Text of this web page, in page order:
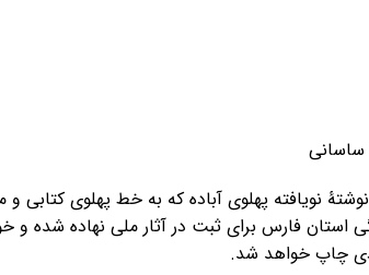
ساسانی
نویافته پهلوی آباده که به خط پهلوی کتابی
استان فارس برای ثبت در آثار ملی نهاده شده
چاپ خواهد شد.